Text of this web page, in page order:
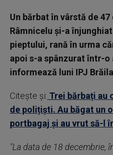
Un bărbat în vârstă de
Râmnicelu şi-a
pieptului, rană în urma
apoi s-a spânzurat într-o
informează luni IPJ
Citește și: Trei bărbați au
de polițiști. Au băgat un
portbagaj și au vrut să-l
"La data de 18 decembrie,